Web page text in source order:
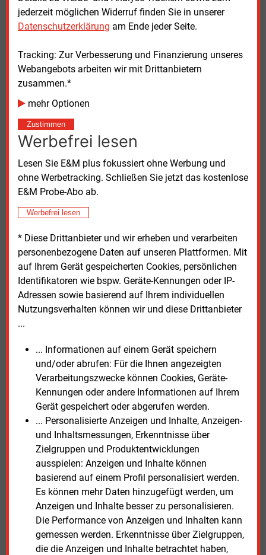
jederzeit möglichen Widerruf finden Sie in unserer
Datenschutzerklärung am Ende jeder Seite.
Tracking: Zur Verbesserung und Finanzierung unseres
Webangebots arbeiten wir mit Drittanbietern
zusammen.*
mehr Optionen
Zustimmen
Werbefrei lesen
Lesen Sie E&M plus fokussiert ohne Werbung und
ohne Werbetracking. Schließen Sie jetzt das kostenlose
E&M Probe-Abo ab.
Werbefrei lesen
* Diese Drittanbieter und wir erheben und verarbeiten
personenbezogene Daten auf unseren Plattformen. Mit
auf Ihrem Gerät gespeicherten Cookies, persönlichen
Identifikatoren wie bspw. Geräte-Kennungen oder IP-
Adressen sowie basierend auf Ihrem individuellen
Nutzungsverhalten können wir und diese Drittanbieter
...
... Informationen auf einem Gerät speichern
und/oder abrufen: Für die Ihnen angezeigten
Verarbeitungszwecke können Cookies, Geräte-
Kennungen oder andere Informationen auf Ihrem
Gerät gespeichert oder abgerufen werden.
... Personalisierte Anzeigen und Inhalte, Anzeigen-
und Inhaltsmessungen, Erkenntnisse über
Zielgruppen und Produktentwicklungen
ausspielen: Anzeigen und Inhalte können
basierend auf einem Profil personalisiert werden.
Es können mehr Daten hinzugefügt werden, um
Anzeigen und Inhalte besser zu personalisieren.
Die Performance von Anzeigen und Inhalten kann
gemessen werden. Erkenntnisse über Zielgruppen,
die die Anzeigen und Inhalte betrachtet haben,
Heidebroek:Ich vermute, dass das mit der großen
Verunsicherung in der Branche durch die
Markt zusammenhängt.
E&M:Deutschland will Wind onshore bis 2030 auf
leisten, von den Herstellern, von den Behörden, von
der Logistik?
Heidebroek:Wir haben diese sechs bis sieben
Anlagen pro Tag, die wir bis 2030 brauchen, vor 2017
schon gehabt. Wenn wir das als Gesellschaft wieder
leisten wollen und wenn alle sich einig sind, können
wir das auch.
E&M:Wird eine Nachfrage im Prinzip verdoppelt,
ziehen auch die Preise von Komponenten und
Dienstleistungen an.
Heidebroek:Irgendwann findet ein Markt immer zur
Balance. Die aktuell hohe Inflation ist aber ein
müssen sich rechnen, sonst werden sie nicht
realisiert. Wind an Land ist trotzdem immer noch
günstiger als alle konventionellen Energieträger.
E&M:Der Windkraftpionier Johannes Lackmann hat
sich öffentlich gegen die Erhöhung der Höchstwerte
ausgesprochen.
Heidebroek:Auf der Paderborner Platte mag das
möglicherweise stimmen. Aber für viele Projekte war
die Anpassung notwendig. Wenn ich die Anhebung
rückgängig machen würde, könnte ich mich vom
flächendeckenden Windkraftausbau in Deutschland
verabschieden. Dann baue ich nur noch die
Spitzenstandorte und das war’s. So können wir den